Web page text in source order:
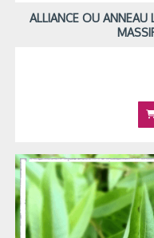
ALLIANCE OU